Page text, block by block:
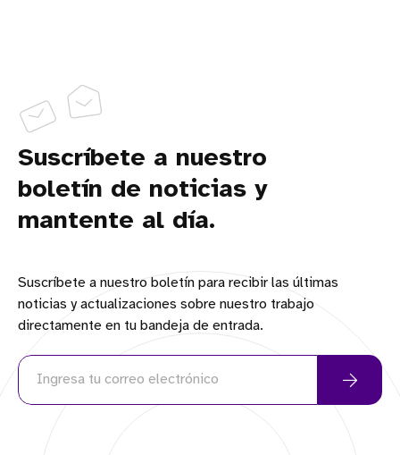
Suscríbete a nuestro
boletín de noticias y
mantente al día.
Suscríbete a nuestro boletín para recibir las últimas
noticias y actualizaciones sobre nuestro trabajo
directamente en tu bandeja de entrada.